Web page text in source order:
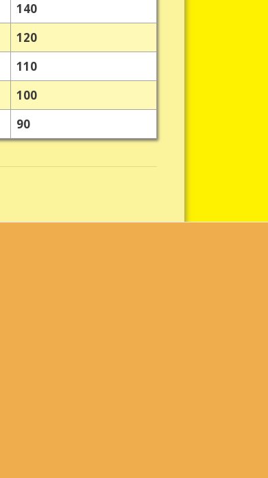
140
120
110
100
90